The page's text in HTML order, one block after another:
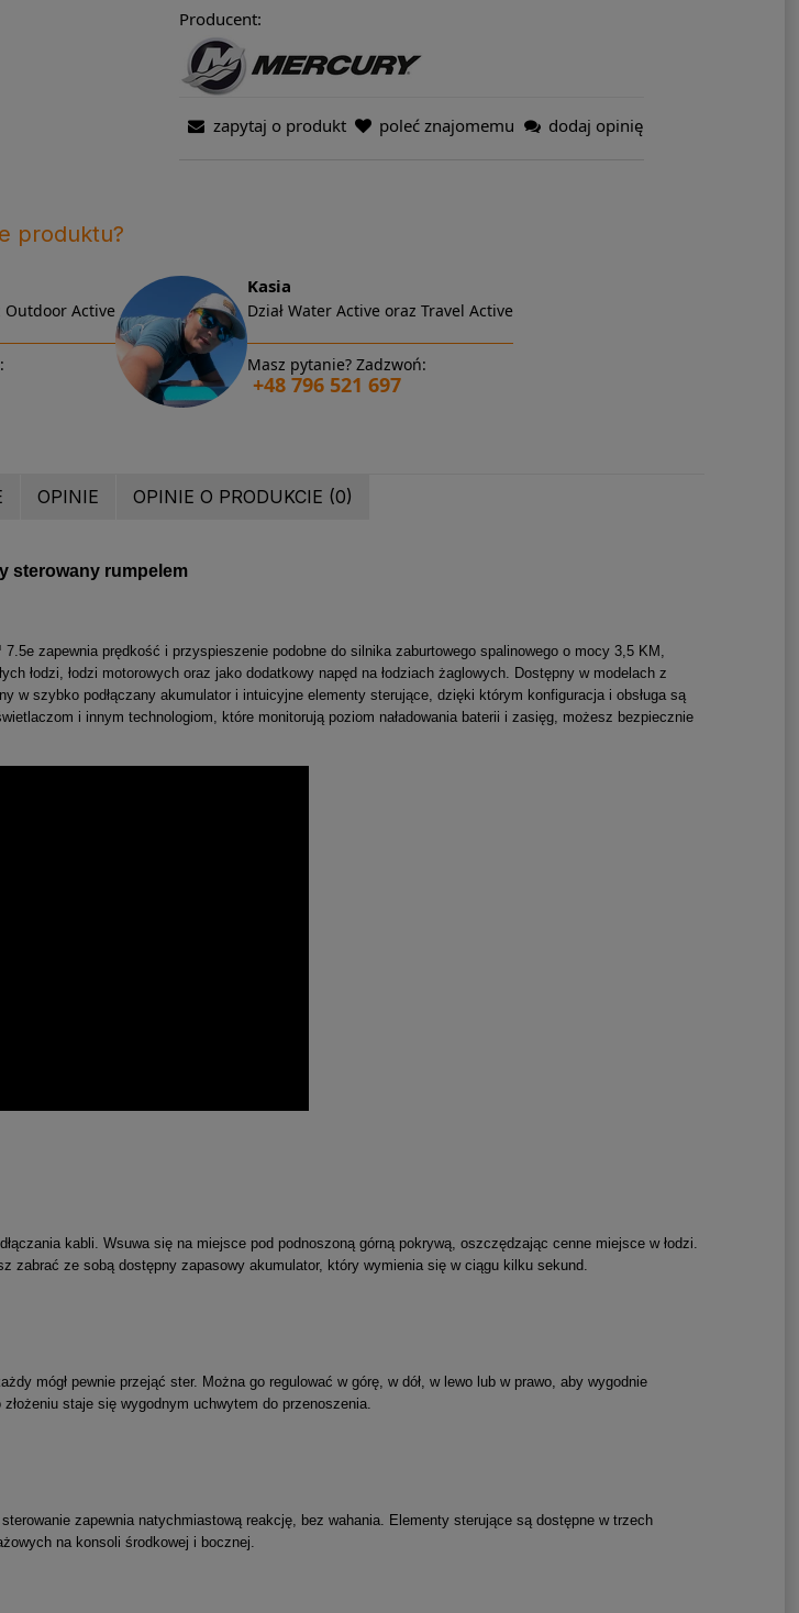
Producent:
zapytaj o produkt poleć znajomemu dodaj opinię
produktu?
Outdoor Active
Kasia
Dział Water Active oraz Travel Active
Masz pytanie? Zadzwoń:
+48 796 521 697
OPINIE OPINIE O PRODUKCIE (0)
sterowany rumpelem
zapewnia prędkość i przyspieszenie podobne do silnika zaburtowego spalinowego o mocy 3,5 KM,
łodzi, łodzi motorowych oraz jako dodatkowy napęd na łodziach żaglowych. Dostępny w modelach z
w szybko podłączany akumulator i intuicyjne elementy sterujące, dzięki którym konfiguracja i obsługa są
i innym technologiom, które monitorują poziom naładowania baterii i zasięg, możesz bezpiecznie
kabli. Wsuwa się na miejsce pod podnoszoną górną pokrywą, oszczędzając cenne miejsce w łodzi.
zabrać ze sobą dostępny zapasowy akumulator, który wymienia się w ciągu kilku sekund.
mógł pewnie przejąć ster. Można go regulować w górę, w dół, w lewo lub w prawo, aby wygodnie
staje się wygodnym uchwytem do przenoszenia.
zapewnia natychmiastową reakcję, bez wahania. Elementy sterujące są dostępne w trzech
na konsoli środkowej i bocznej.